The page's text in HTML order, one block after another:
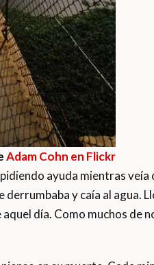
Adam Cohn en Flickr
ayuda mientras veía
y caía al agua.
día. Como muchos de